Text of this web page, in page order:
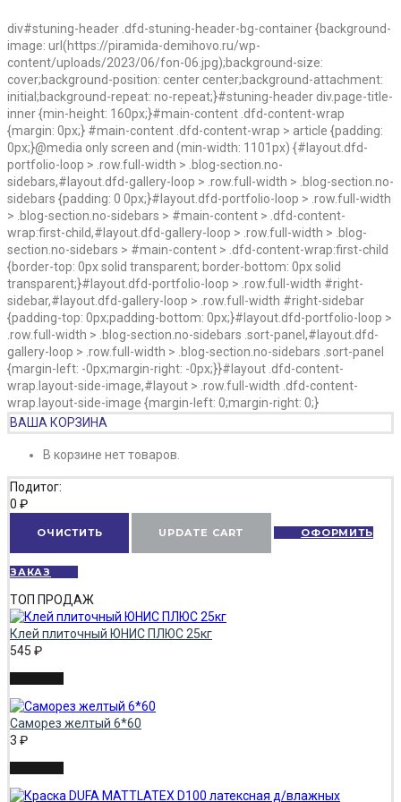
div#stuning-header .dfd-stuning-header-bg-container {background-
image: url(https://piramida-demihovo.ru/wp-
content/uploads/2023/06/fon-06.jpg);background-size:
cover;background-position: center center;background-attachment:
initial;background-repeat: no-repeat;}#stuning-header div.page-title-
inner {min-height: 160px;}#main-content .dfd-content-wrap
{margin: 0px;} #main-content .dfd-content-wrap > article {padding:
0px;}@media only screen and (min-width: 1101px) {#layout.dfd-
portfolio-loop > .row.full-width > .blog-section.no-
sidebars,#layout.dfd-gallery-loop > .row.full-width > .blog-section.no-
sidebars {padding: 0 0px;}#layout.dfd-portfolio-loop > .row.full-width
> .blog-section.no-sidebars > #main-content > .dfd-content-
wrap:first-child,#layout.dfd-gallery-loop > .row.full-width > .blog-
section.no-sidebars > #main-content > .dfd-content-wrap:first-child
{border-top: 0px solid transparent; border-bottom: 0px solid
transparent;}#layout.dfd-portfolio-loop > .row.full-width #right-
sidebar,#layout.dfd-gallery-loop > .row.full-width #right-sidebar
{padding-top: 0px;padding-bottom: 0px;}#layout.dfd-portfolio-loop >
.row.full-width > .blog-section.no-sidebars .sort-panel,#layout.dfd-
gallery-loop > .row.full-width > .blog-section.no-sidebars .sort-panel
{margin-left: -0px;margin-right: -0px;}}#layout .dfd-content-
wrap.layout-side-image,#layout > .row.full-width .dfd-content-
wrap.layout-side-image {margin-left: 0;margin-right: 0;}
ВАША КОРЗИНА
В корзине нет товаров.
Подитог:
0 ₽
ОЧИСТИТЬ UPDATE CART ОФОРМИТЬ
ЗАКАЗ
ТОП ПРОДАЖ
Клей плиточный ЮНИС ПЛЮС 25кг
545 ₽
Саморез желтый 6*60
3 ₽